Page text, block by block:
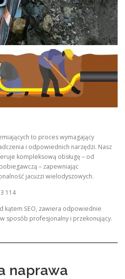
to proces wymagający
i odpowiednich narzędzi. Nasz
kompleksową obsługę – od
– zapewniając
jacuzzi wielodyszowych.
114
kątem SEO, zawiera odpowiednie
sposób profesjonalny i przekonujący.
naprawa